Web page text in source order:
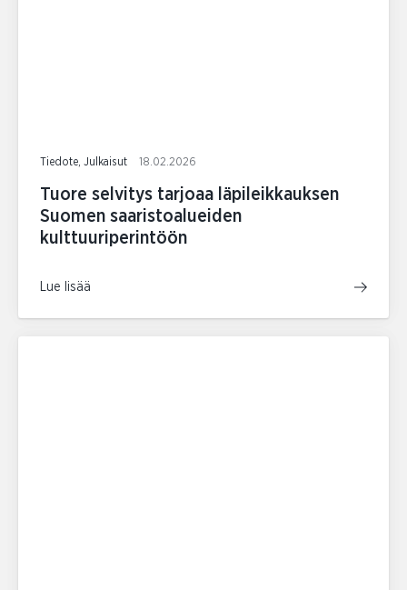
Tiedote, Julkaisut 18.02.2026
Tuore selvitys tarjoaa läpileikkauksen
Suomen saaristoalueiden
kulttuuriperintöön
Lue lisää